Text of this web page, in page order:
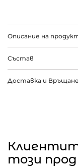
Описание на
Състав
Доставка и Връщане
този